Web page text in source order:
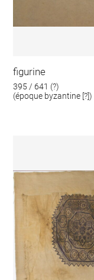
figurine
395 / 641 (?)
(époque byzantine [?])